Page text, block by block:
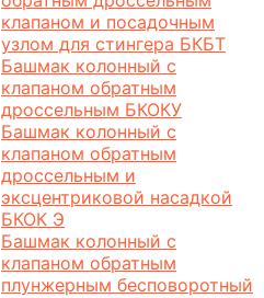
клапаном и посадочным
узлом для стингера БКБТ
Башмак колонный с
клапаном обратным
дроссельным БКОКУ
Башмак колонный с
клапаном обратным
дроссельным и
эксцентриковой насадкой
БКОК Э
Башмак колонный с
клапаном обратным
плунжерным бесповоротный